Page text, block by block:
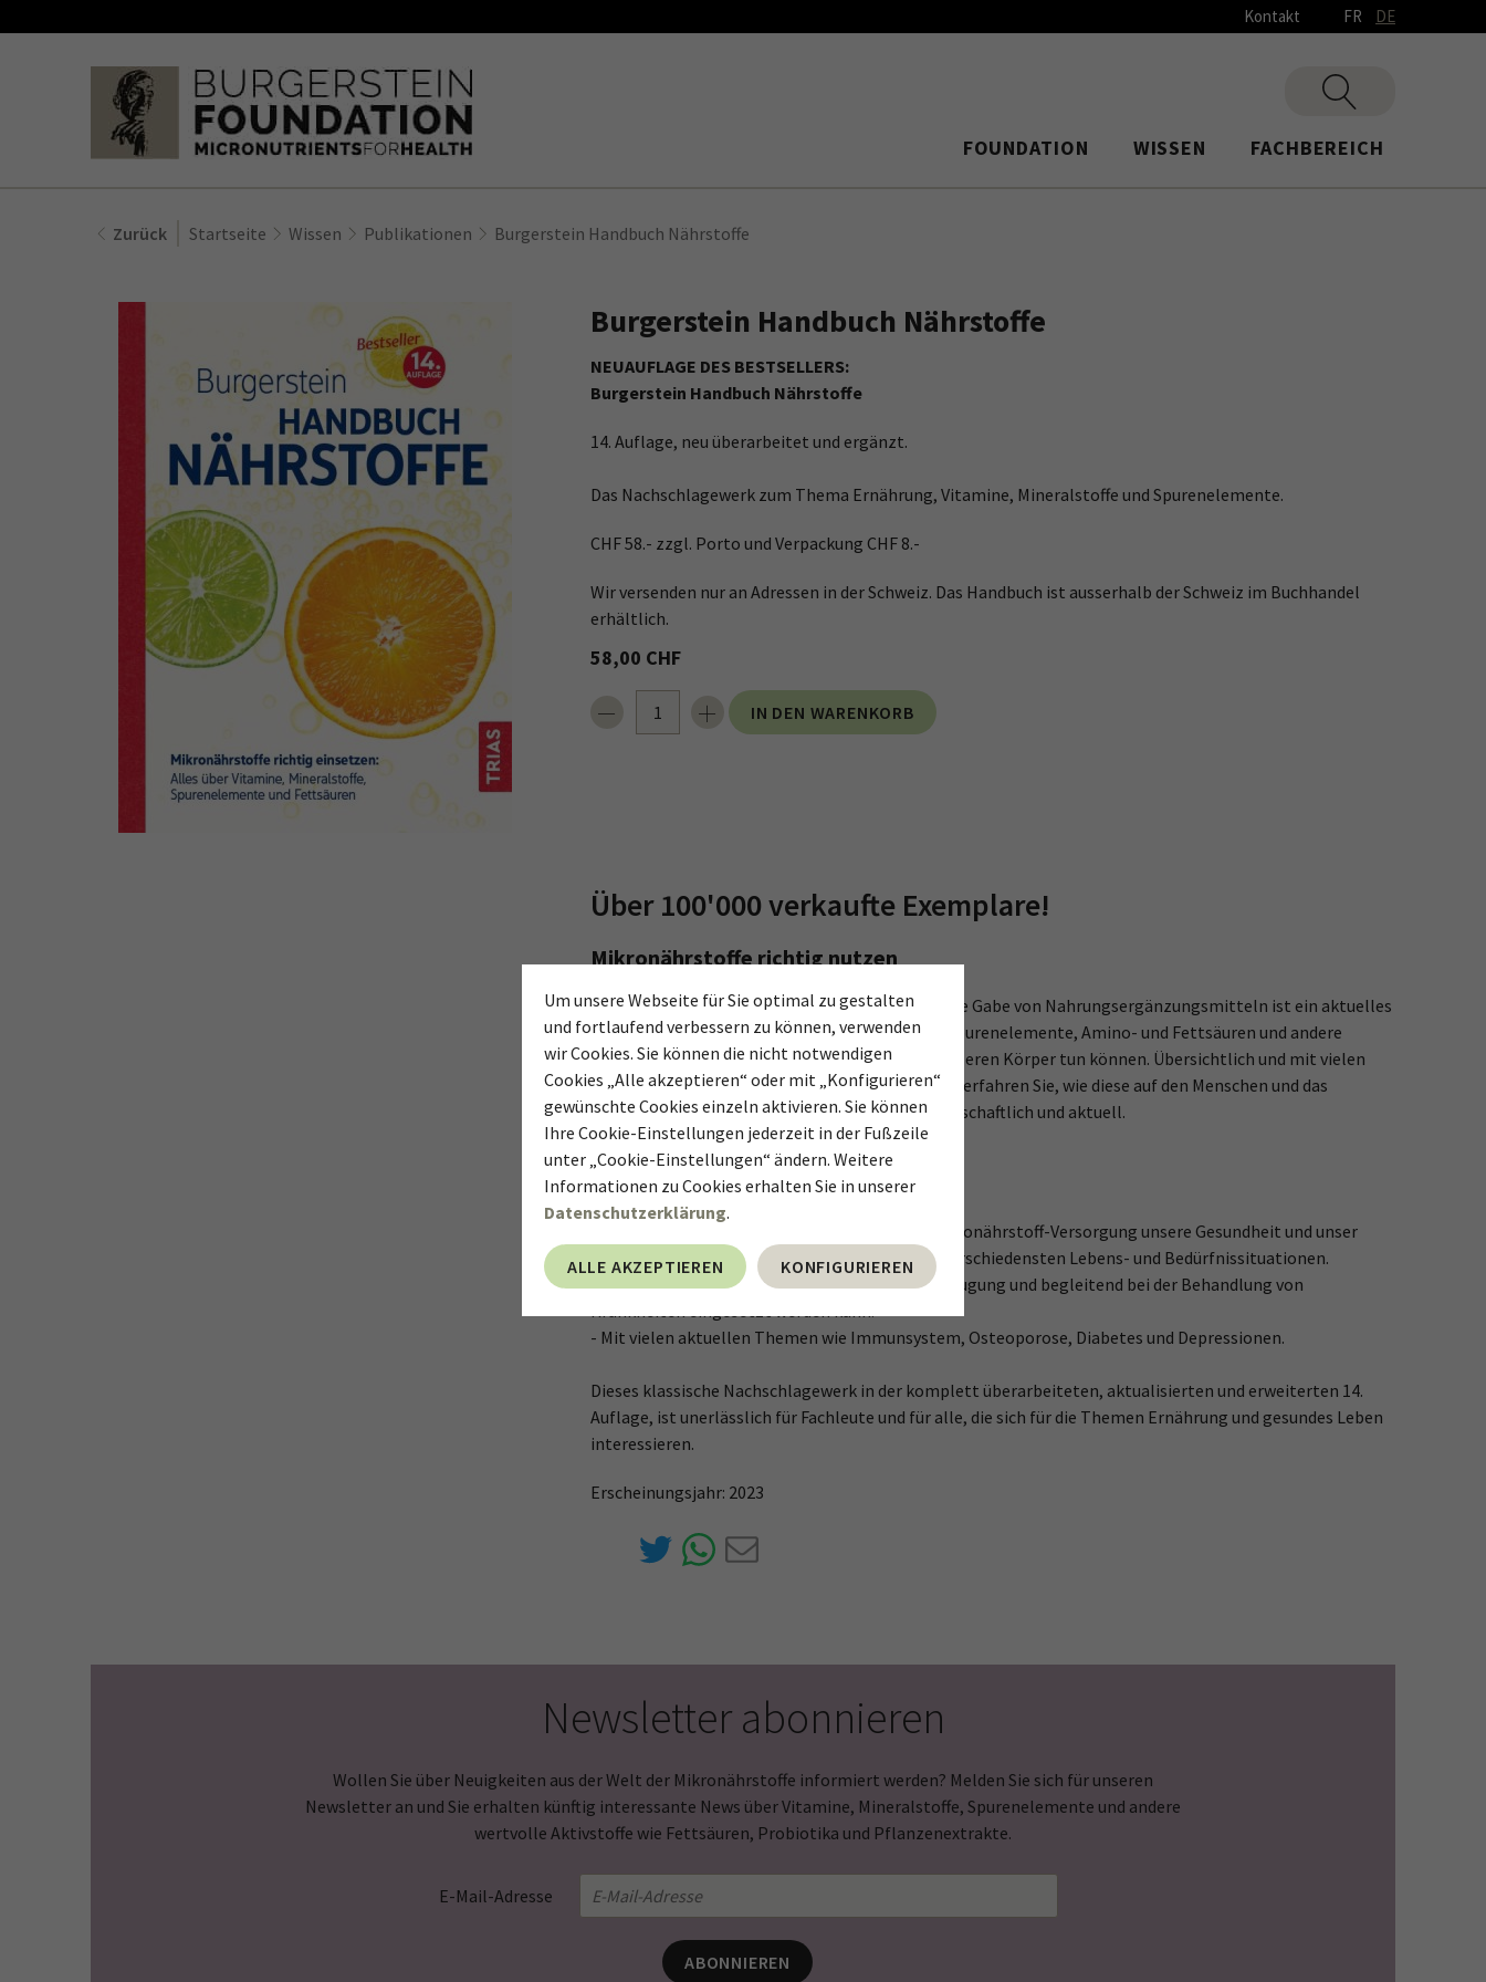
Um unsere Webseite für Sie optimal zu gestalten
und fortlaufend verbessern zu können, verwenden
wir Cookies. Sie können die nicht notwendigen
Cookies „Alle akzeptieren“ oder mit „Konfigurieren“
gewünschte Cookies einzeln aktivieren. Sie können
Ihre Cookie-Einstellungen jederzeit in der Fußzeile
unter „Cookie-Einstellungen“ ändern. Weitere
Informationen zu Cookies erhalten Sie in unserer
Datenschutzerklärung.
ALLE AKZEPTIEREN KONFIGURIEREN
Kontakt FR DE
FOUNDATION WISSEN FACHBEREICH
Zurück Startseite Wissen Publikationen Burgerstein Handbuch Nährstoffe
Burgerstein Handbuch Nährstoffe
NEUAUFLAGE DES BESTSELLERS:
Burgerstein Handbuch Nährstoffe
14. Auflage, neu überarbeitet und ergänzt.
Das Nachschlagewerk zum Thema Ernährung, Vitamine, Mineralstoffe und Spurenelemente.
CHF 58.- zzgl. Porto und Verpackung CHF 8.-
Wir versenden nur an Adressen in der Schweiz. Das Handbuch ist ausserhalb der Schweiz im Buchhandel
erhältlich.
58,00 CHF
IN DEN WARENKORB
Über 100'000 verkaufte Exemplare!
Mikronährstoffe richtig nutzen
Vitamin D3, Zink, Selen, Omega-3-Fettsäuren - die Gabe von Nahrungsergänzungsmitteln ist ein aktuelles
Thema. Lesen Sie, was Vitamine, Mineralstoffe, Spurenelemente, Amino- und Fettsäuren und andere
spannendeNähr- und Pflanzenstoffe alles für unseren Körper tun können. Übersichtlich und mit vielen
praktischen Tipps und Einnahme-Empfehlungen erfahren Sie, wie diese auf den Menschen und das
Wohlergehen wirken - leicht verständlich, wissenschaftlich und aktuell.
Gesundheit, Vitalität und Anti-Aging
- Wie eine optimale Ernährung und eine gute Mikronährstoff-Versorgung unsere Gesundheit und unser
Wohlbefinden beeinflusst. Beschrieben für die verschiedensten Lebens- und Bedürfnissituationen.
- Wie der Einsatz von Mikronährstoffen zur Vorbeugung und begleitend bei der Behandlung von
Krankheiten eingesetzt werden kann.
- Mit vielen aktuellen Themen wie Immunsystem, Osteoporose, Diabetes und Depressionen.
Dieses klassische Nachschlagewerk in der komplett überarbeiteten, aktualisierten und erweiterten 14.
Auflage, ist unerlässlich für Fachleute und für alle, die sich für die Themen Ernährung und gesundes Leben
interessieren.
Erscheinungsjahr: 2023
Newsletter abonnieren
Wollen Sie über Neuigkeiten aus der Welt der Mikronährstoffe informiert werden? Melden Sie sich für unseren
Newsletter an und Sie erhalten künftig interessante News über Vitamine, Mineralstoffe, Spurenelemente und andere
wertvolle Aktivstoffe wie Fettsäuren, Probiotika und Pflanzenextrakte.
E-Mail-Adresse
ABONNIEREN